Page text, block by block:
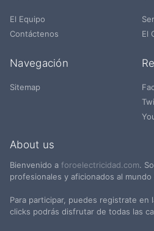
El Equipo
Contáctenos
El
Navegación
Sitemap
About us
Bienvenido a foroelectricidad.com.
profesionales y aficionados al
Para participar, puedes registrate en
clicks podrás disfrutar de todas las